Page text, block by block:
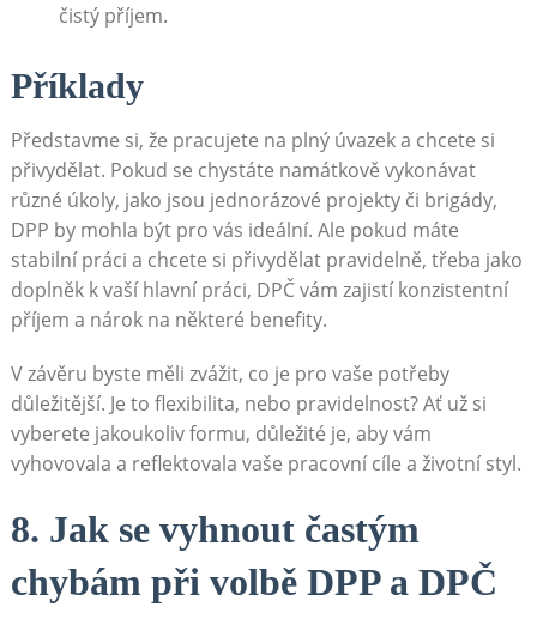
čistý příjem.
Příklady
Představme si, že pracujete na plný úvazek a chcete si
přivydělat. Pokud se chystáte namátkově vykonávat
různé úkoly, jako jsou jednorázové projekty či brigády,
DPP by mohla být pro vás ideální. Ale pokud máte
stabilní práci a chcete si přivydělat pravidelně, třeba jako
doplněk k vaší hlavní práci, DPČ vám zajistí konzistentní
příjem a nárok na některé benefity.
V závěru byste měli zvážit, co je pro vaše potřeby
důležitější. Je to flexibilita, nebo pravidelnost? Ať už si
vyberete jakoukoliv formu, důležité je, aby vám
vyhovovala a reflektovala vaše pracovní cíle a životní styl.
8. Jak se vyhnout častým
chybám při volbě DPP a DPČ